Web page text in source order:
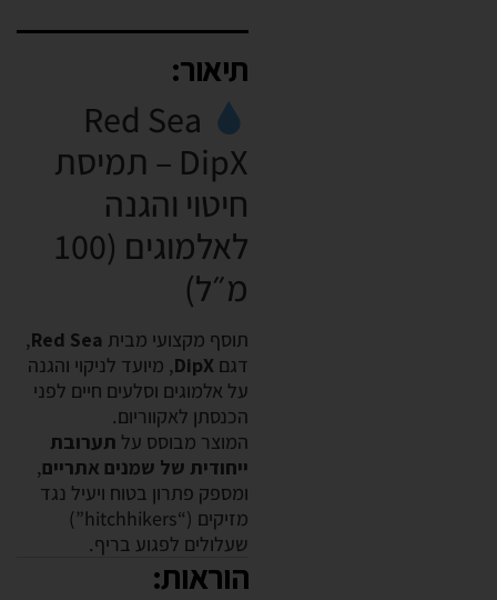
תיאור:
Red Sea
DipX – תמיסת
חיטוי והגנה
לאלמוגים (100
מ״ל)
תוסף מקצועי מבית Red Sea
,
דגם DipX, מיועד לניקוי והגנה
על אלמוגים וסלעים חיים לפני
הכנסתן לאקווריום.
המוצר מבוסס על תערובת
ייחודית של שמנים אתריים,
ומספק פתרון בטוח ויעיל נגד
מזיקים (“hitchhikers”)
שעלולים לפגוע בריף.
הוראות: